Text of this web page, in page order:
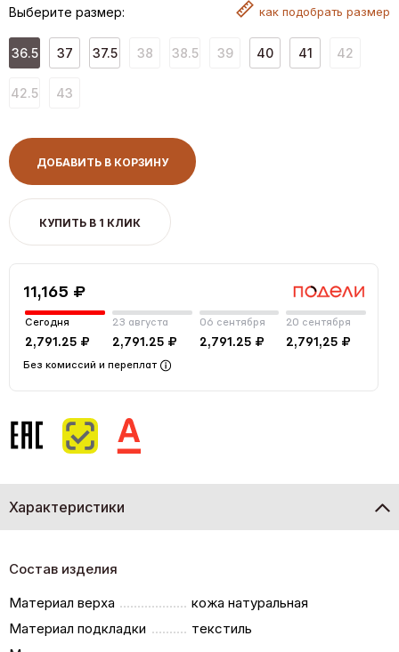
Выберите размер: как подобрать размер
36.5 37 37.5 38 38.5 39 40 41 42
42.5 43
ДОБАВИТЬ В КОРЗИНУ
КУПИТЬ В 1 КЛИК
11,165 ₽
Сегодня
2,791.25 ₽
23 августа
2,791.25 ₽
06 сентября
2,791.25 ₽
20 сентября
2,791,25 ₽
Без комиссий и переплат
Характеристики
Состав изделия
Материал верха
кожа натуральная
Материал подкладки
текстиль